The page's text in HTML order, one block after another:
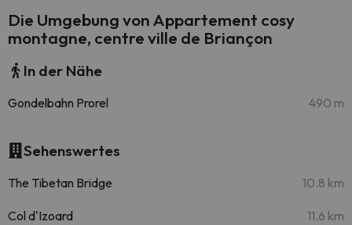
Die Umgebung von Appartement cosy
montagne, centre ville de Briançon
In der Nähe
Gondelbahn Prorel 490 m
Sehenswertes
The Tibetan Bridge 10.8 km
Col d'Izoard 11.6 km